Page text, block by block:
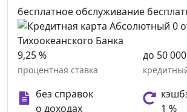
бесплатное обслуживание
9,25 %
процентная ставка
до 50
без справок
о доходах
1 %